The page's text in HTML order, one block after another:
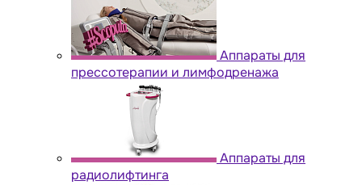
Аппараты для
прессотерапии и лимфодренажа
Аппараты для
радиолифтинга